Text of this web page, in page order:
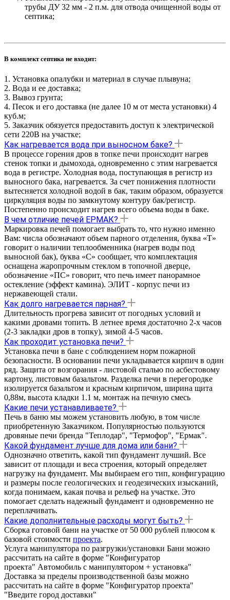
трубы ДУ 32 мм - 2 п.м. для отвода очищенной воды от
септика;
В комплект септика не входит:
1. Установка опалубки и материал в случае плывуна;
2. Вода и ее доставка;
3. Вывоз грунта;
4. Песок и его доставка (не далее 10 м от места установки) 4
куб.м;
5. Заказчик обязуется предоставить доступ к электрической
сети 220В на участке;
Как нагревается вода при выносном баке?
В процессе горения дров в топке печи происходит нагрев
стенок топки и дымохода, одновременно с этим нагревается
вода в регистре. Холодная вода, поступающая в регистр из
выносного бака, нагревается. За счет понижения плотности
вытесняется холодной водой в бак, таким образом, образуется
циркуляция воды по замкнутому контуру бак/регистр.
Постепенно происходит нагрев всего объема воды в баке.
В чем отличие печей ЕРМАК?
Маркировка печей помогает выбрать то, что нужно именно
Вам: числа обозначают объем парного отделения, буква «Т»
говорит о наличии теплообменника (нагрев воды под
выносной бак), буква «С» сообщает, что комплектация
оснащена жаропрочным стеклом в топочной дверце,
обозначение «ПС» говорит, что печь имеет панорамное
остекление (эффект камина). ЭЛИТ - корпус печи из
нержавеющей стали.
Как долго нагревается парная?
Длительность прогрева зависит от погодных условий и
какими дровами топить. В летнее время достаточно 2-х часов
(2-3 закладки дров в топку), зимой 4-5 часов.
Как проходит установка печи?
Установка печи в бане с соблюдением норм пожарной
безопасности. В основании печи укладывается кирпич в один
ряд. Защита от возгорания - листовой сталью по асбестовому
картону, листовым базальтом. Разделка печи в перегородке
изолируется базальтом и красным кирпичом, ширина щита
0,88м, высота кладки 1.1 м, монтаж на печную смесь
Какие печи устанавливаете?
Печь в баню мы можем установить любую, в том числе
приобретенную Заказчиком. Популярностью пользуются
дровяные печи бренда "Теплодар", "Термофор", "Ермак".
Какой фундамент лучше для дома или бани?
Однозначно ответить, какой тип фундамент лучший. Все
зависит от площади и веса строения, который определяет
нагрузку на фундамент. Мы выбираем его тип, конфигурацию
и размеры после геологических и геодезических изысканий,
когда понимаем, какая почва и рельеф на участке. Это
помогает сделать надежный фундамент и одновременно не
переплачивать.
Какие дополнительные расходы могут быть?
Сборка готовой бани на участке от 50 000 рублей плюсом к
базовой стоимости проекта.
Услуга манипулятора по разгрузки/установки Бани можно
рассчитать на сайте в форме "Конфигуратор
проекта" Автомобиль с манипулятором + установка"
Доставка за пределы производственной базы можно
рассчитать на сайте в форме "Конфигуратор проекта"
"Введите город доставки"